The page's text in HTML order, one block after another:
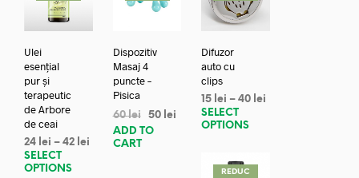
Ulei
esențial
pur și
terapeutic
de Arbore
de ceai
24 lei – 42 lei
SELECT
OPTIONS
Dispozitiv
Masaj 4
puncte –
Pisica
60lei 50 lei
ADD TO
CART
Difuzor
auto cu
clips
15 lei –40 lei
SELECT
OPTIONS
REDUC